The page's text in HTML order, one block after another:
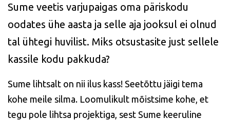
Sume veetis varjupaigas oma päriskodu
oodates ühe aasta ja selle aja jooksul ei olnud
tal ühtegi huvilist. Miks otsustasite just sellele
kassile kodu pakkuda?
Sume lihtsalt on nii ilus kass! Seetõttu jäigi tema
kohe meile silma. Loomulikult mõistsime kohe, et
tegu pole lihtsa projektiga, sest Sume keeruline